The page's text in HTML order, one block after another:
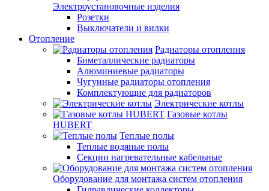
Электроустановочные изделия
Розетки
Выключатели и вилки
Отопление
Радиаторы отопления
Биметаллические радиаторы
Алюминиевые радиаторы
Чугунные радиаторы отопления
Комплектующие для радиаторов
Электрические котлы
Газовые котлы
HUBERT
Теплые полы
Теплые водяные полы
Секции нагревательные кабельные
Оборудование для монтажа систем отопления